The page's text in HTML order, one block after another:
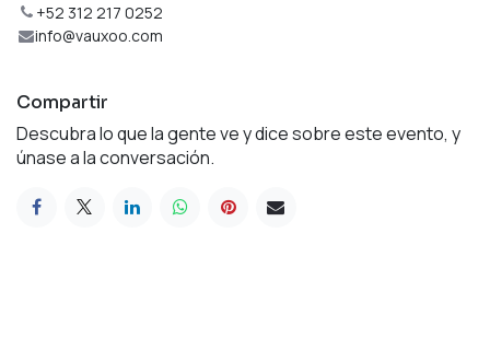
+52 312 217 0252
info@vauxoo.com
Compartir
Descubra lo que la gente ve y dice sobre este evento, y
únase a la conversación.